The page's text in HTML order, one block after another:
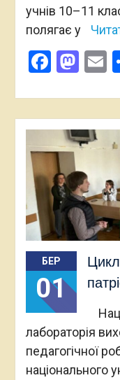
учнів 10–11
полягає у
БЕР
01
лабораторія
педагогічної
національного